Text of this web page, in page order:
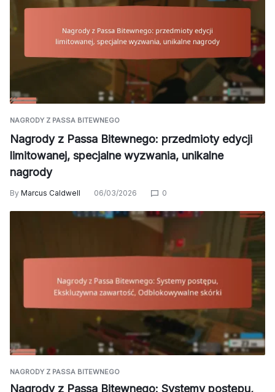
NAGRODY Z PASSA BITEWNEGO
Nagrody z Passa Bitewnego: przedmioty edycji
limitowanej, specjalne wyzwania, unikalne
nagrody
By Marcus Caldwell 06/03/2026 0
NAGRODY Z PASSA BITEWNEGO
Nagrody z Passa Bitewnego: Systemy postępu,